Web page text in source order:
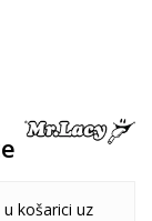
košarici uz